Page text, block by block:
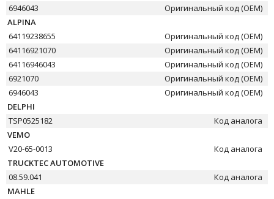
6946043
Оригинальный код (OEM)
ALPINA
64119238655
Оригинальный код (OEM)
64116921070
Оригинальный код (OEM)
64116946043
Оригинальный код (OEM)
6921070
Оригинальный код (OEM)
6946043
Оригинальный код (OEM)
DELPHI
TSP0525182
Код аналога
VEMO
V20-65-0013
Код аналога
TRUCKTEC AUTOMOTIVE
08.59.041
Код аналога
MAHLE